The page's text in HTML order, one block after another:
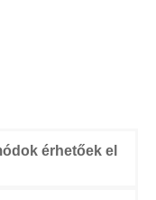
érhetőek el